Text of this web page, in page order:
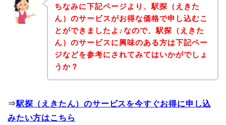
ちなみに下記ページより、駅探（えきた
ん）のサービスがお得な価格で申し込むこ
とができましたよ♪なので、駅探（えきた
ん）のサービスに興味のある方は下記ペー
ジなどを参考にされてみてはいかがでしょ
うか？
⇒駅探（えきたん）のサービスを今すぐお得に申し込
みたい方はこちら